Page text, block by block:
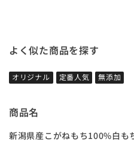
よく似た商品を探す
オリジナル 定番人気 無添加
商品名
新潟県産こがねもち100%白も